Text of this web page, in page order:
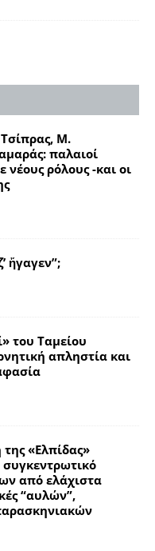
Μ.
παλαιοί
νέους ρόλους -και οι
ἤγαγεν”;
του Ταμείου
απληστία και
«Ελπίδας»
από ελάχιστα
“αυλών”,